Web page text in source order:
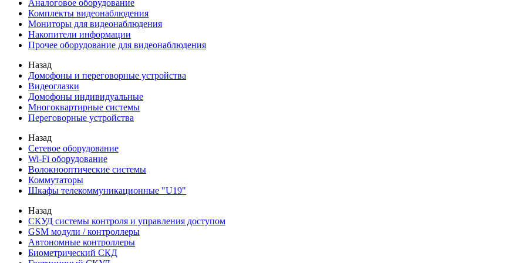
Аналоговое оборудование
Комплекты видеонаблюдения
Мониторы для видеонаблюдения
Накопители информации
Прочее оборудование для видеонаблюдения
Назад
Домофоны и переговорные устройства
Видеоглазки
Домофоны индивидуальные
Многоквартирные системы
Переговорные устройства
Назад
Сетевое оборудование
Wi-Fi оборудование
Волокнооптические системы
Коммутаторы
Шкафы телекоммуникационные "U19"
Назад
СКУД системы контроля и управления доступом
GSM модули / контроллеры
Автономные контроллеры
Биометрический СКД